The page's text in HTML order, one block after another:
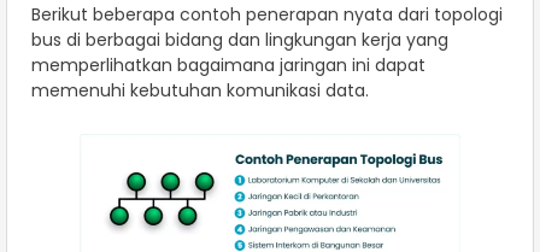
Berikut beberapa contoh penerapan nyata dari topologi
bus di berbagai bidang dan lingkungan kerja yang
memperlihatkan bagaimana jaringan ini dapat
memenuhi kebutuhan komunikasi data.